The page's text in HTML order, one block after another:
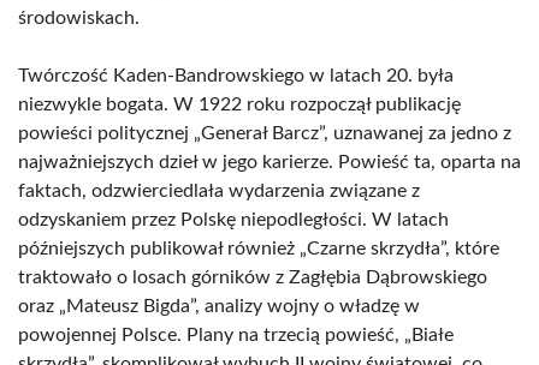
środowiskach.
Twórczość Kaden-Bandrowskiego w latach 20. była
niezwykle bogata. W 1922 roku rozpoczął publikację
powieści politycznej „Generał Barcz”, uznawanej za jedno z
najważniejszych dzieł w jego karierze. Powieść ta, oparta na
faktach, odzwierciedlała wydarzenia związane z
odzyskaniem przez Polskę niepodległości. W latach
późniejszych publikował również „Czarne skrzydła”, które
traktowało o losach górników z Zagłębia Dąbrowskiego
oraz „Mateusz Bigda”, analizy wojny o władzę w
powojennej Polsce. Plany na trzecią powieść, „Białe